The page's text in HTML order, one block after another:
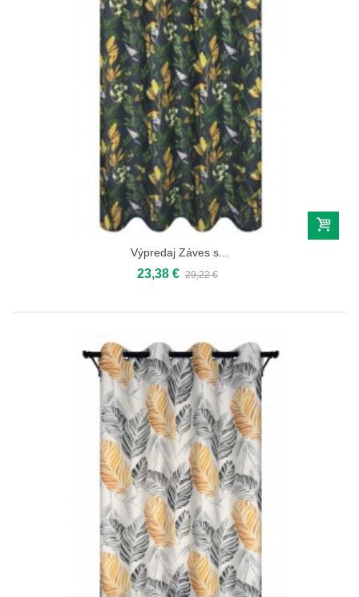
Výpredaj Záves s...
23,38 € 29,22 €